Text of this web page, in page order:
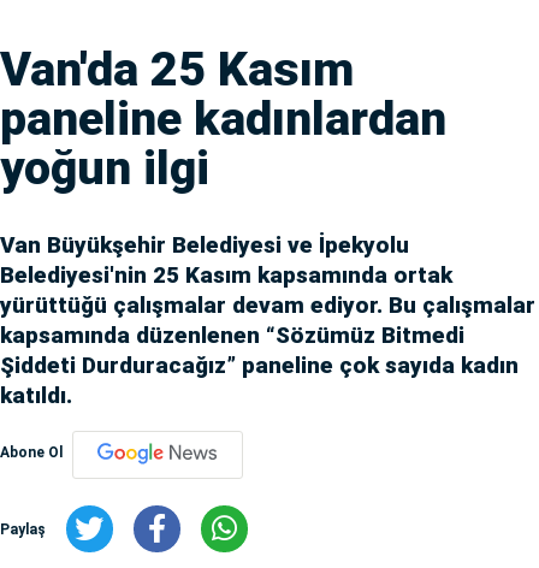
Van'da 25 Kasım
paneline kadınlardan
yoğun ilgi
Van Büyükşehir Belediyesi ve İpekyolu
Belediyesi'nin 25 Kasım kapsamında ortak
yürüttüğü çalışmalar devam ediyor. Bu çalışmalar
kapsamında düzenlenen “Sözümüz Bitmedi
Şiddeti Durduracağız” paneline çok sayıda kadın
katıldı.
Abone Ol
Paylaş